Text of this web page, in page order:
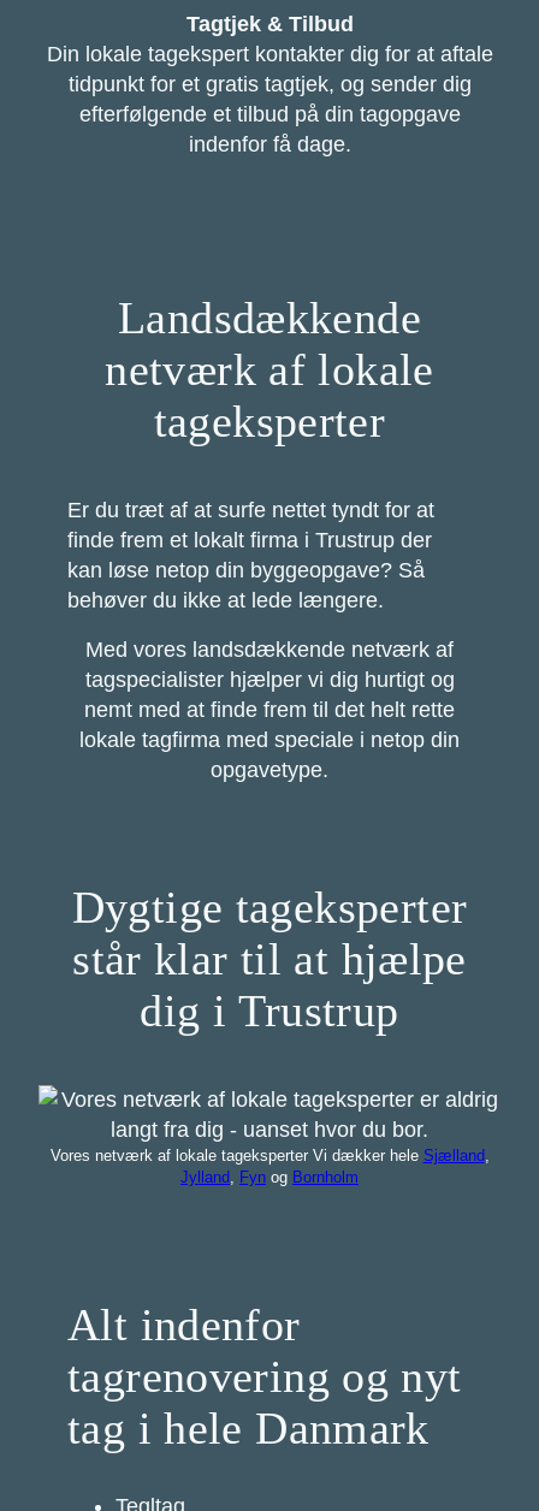
Tagtjek & Tilbud
Din lokale tagekspert kontakter dig for at aftale
tidpunkt for et gratis tagtjek, og sender dig
efterfølgende et tilbud på din tagopgave
indenfor få dage.
Landsdækkende
netværk af lokale
tageksperter
Er du træt af at surfe nettet tyndt for at
finde frem et lokalt firma i Trustrup der
kan løse netop din byggeopgave? Så
behøver du ikke at lede længere.
Med vores landsdækkende netværk af
tagspecialister hjælper vi dig hurtigt og
nemt med at finde frem til det helt rette
lokale tagfirma med speciale i netop din
opgavetype.
Dygtige tageksperter
står klar til at hjælpe
dig i Trustrup
Vores netværk af lokale tageksperter Vi dækker hele Sjælland
Jylland
Fyn og Bornholm
Alt indenfor
tagrenovering og nyt
tag i hele Danmark